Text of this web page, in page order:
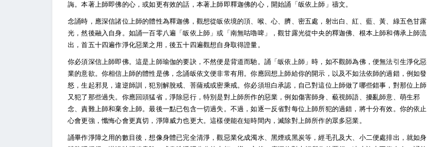
誨。本著上師即佛的心，或如更有效的話，本著上師即釋迦佛的心，開始誦「皈依上師」禱文。
念誦時，應深信諸位上師的體性為釋迦佛，觀想從皈依境的頂、喉、心、臍、密五處，射出白、紅、藍、黃、綠五色甘露
光，然後融入自身。如誦一百零八遍「皈依上師」或「南無咕嚕啤」，觀甘露光從中央的釋迦佛、根本上師和傳承上師流
出，首五十四遍作淨化惡業之用，後五十四遍觀想自身取得證量。
你必須深信上師即佛。這是上師瑜伽的要訣，不然便是背道而馳。誦「皈依上師」時，如不觀師為佛，便無法引生淨化惡
業的意欲。你相信上師的體性是佛，念誦皈依文便非常有用。你應回想上師給你的開示，以及不如法依師的過錯，例如發
怒，生起邪見，違逆師訓，犯別解脫戒、菩薩戒或密乘戒。你必須坦白承認，自己對這位上師做了哪些錯事，對那位上師
又犯了那些過失。你應回頭猛省，淨除惡行，特別是對上師所作的惡業，例如傷害師身、藐視師語、擾亂師意、萌生邪
念、責難上師和棄舍上師。最後一點已包含一切過失。不過，如逐一反省對每位上師所犯的過錯，將十分有效。你的依止
心會更強，懺悔心會更真切，淨障威力也更大。這樣便能在短時間內，滅除對上師所作的眾多惡業。
誦畢作淨障之用的數目後，想像身體已完全清淨，觀惡業化成濁水、黑煙或黑炭等，經毛孔及大、小二便處排出，就如身